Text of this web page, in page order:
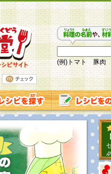
(例)トマト 豚肉